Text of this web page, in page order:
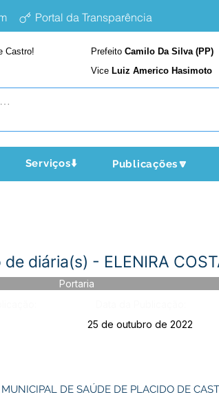
Portal da Transparência
Castro! Prefeito Camilo Da Silva (PP)
Vice Luiz Americo Hasimoto
Serviços⬇️ Publicações🔽
diária(s) - ELENIRA
Portaria
25 de outubro de 2022
DE SAÚDE DE PLACIDO DE